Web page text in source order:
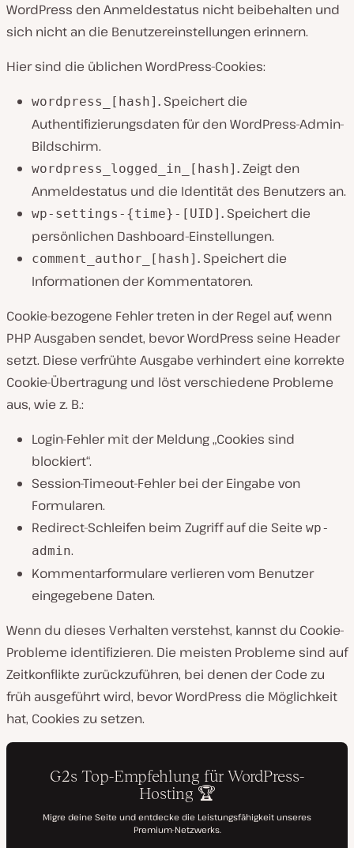
WordPress den Anmeldestatus nicht beibehalten und
sich nicht an die Benutzereinstellungen erinnern.
Hier sind die üblichen WordPress-Cookies:
wordpress_[hash] . Speichert die
Authentifizierungsdaten für den WordPress-Admin-
Bildschirm.
wordpress_logged_in_[hash] .Zeigt den
Anmeldestatus und die Identität des Benutzers an.
wp-settings-{time}-[UID] . Speichert die
persönlichen Dashboard-Einstellungen.
comment_author_[hash] . Speichert die
Informationen der Kommentatoren.
Cookie-bezogene Fehler treten in der Regel auf, wenn
PHP Ausgaben sendet, bevor WordPress seine Header
setzt. Diese verfrühte Ausgabe verhindert eine korrekte
Cookie-Übertragung und löst verschiedene Probleme
aus, wie z. B.:
Login-Fehler mit der Meldung „Cookies sind
blockiert“.
Session-Timeout-Fehler bei der Eingabe von
Formularen.
Redirect-Schleifen beim Zugriff auf die Seite wp-
admin.
Kommentarformulare verlieren vom Benutzer
eingegebene Daten.
Wenn du dieses Verhalten verstehst, kannst du Cookie-
Probleme identifizieren. Die meisten Probleme sind auf
Zeitkonflikte zurückzuführen, bei denen der Code zu
früh ausgeführt wird, bevor WordPress die Möglichkeit
hat, Cookies zu setzen.